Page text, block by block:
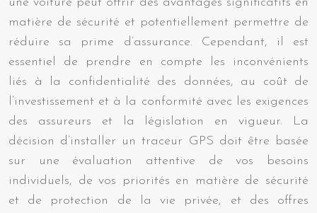
matière de sécurité et potentiellement permettre de
réduire sa prime d’assurance. Cependant, il est
essentiel de prendre en compte les inconvénients
liés à la confidentialité des données, au coût de
l’investissement et à la conformité avec les exigences
des assureurs et la législation en vigueur. La
décision d’installer un traceur GPS doit être basée
sur une évaluation attentive de vos besoins
individuels, de vos priorités en matière de sécurité
et de protection de la vie privée, et des offres